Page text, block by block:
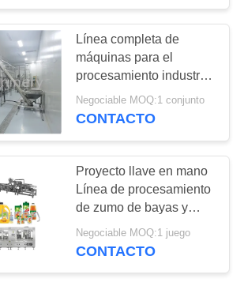
de
de la
64
de
de
22
Línea completa de
máquinas para el
procesamiento industrial
automático de jugo y
mermelada de bayas
Negociable MOQ:1 conjunto
CONTACTO
Proyecto llave en mano
Línea de procesamiento
de zumo de bayas y
mermelada Incluyendo
instalación de equipos y
Negociable MOQ:1 juego
CONTACTO